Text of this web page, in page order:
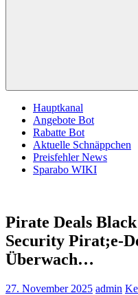
Hauptkanal
Angebote Bot
Rabatte Bot
Aktuelle Schnäppchen
Preisfehler News
Sparabo WIKI
Pirate Deals Black
Security Pirat;e-
Überwach…
27. November 2025 admin